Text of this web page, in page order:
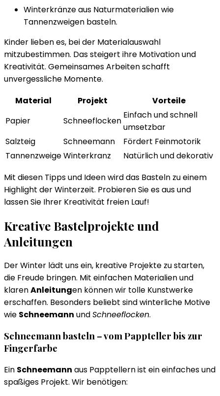
Winterkränze aus Naturmaterialien wie
Tannenzweigen basteln.
Kinder lieben es, bei der Materialauswahl
mitzubestimmen. Das steigert ihre Motivation und
Kreativität. Gemeinsames Arbeiten schafft
unvergessliche Momente.
Material
Projekt
Vorteile
Papier
Schneeflocken
Einfach und schnell
umsetzbar
Salzteig
Schneemann
Fördert Feinmotorik
TannenzweigeWinterkranz
Natürlich und dekorativ
Mit diesen Tipps und Ideen wird das Basteln zu einem
Highlight der Winterzeit. Probieren Sie es aus und
lassen Sie Ihrer Kreativität freien Lauf!
Kreative Bastelprojekte und
Anleitungen
Der Winter lädt uns ein, kreative Projekte zu starten,
die Freude bringen. Mit einfachen Materialien und
klarenAnleitungen können wir tolle Kunstwerke
erschaffen. Besonders beliebt sind winterliche Motive
wie Schneemann undSchneeflocken.
Schneemann basteln – vom Pappteller bis zur
Fingerfarbe
Ein Schneemann aus Papptellern ist ein einfaches und
spaßiges Projekt. Wir benötigen: